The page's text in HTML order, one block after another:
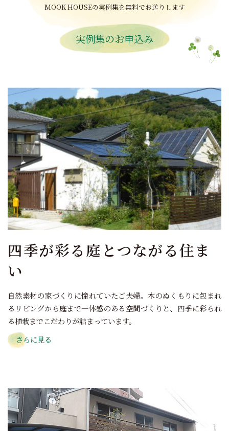
MOOK HOUSEの実例集を無料でお送りします
実例集のお申込み
四季が彩る庭とつながる住ま
い
自然素材の家づくりに憧れていたご夫婦。木のぬくもりに包まれ
るリビングから庭まで一体感のある空間づくりと、四季に彩られ
る植栽までこだわりが詰まっています。
さらに見る